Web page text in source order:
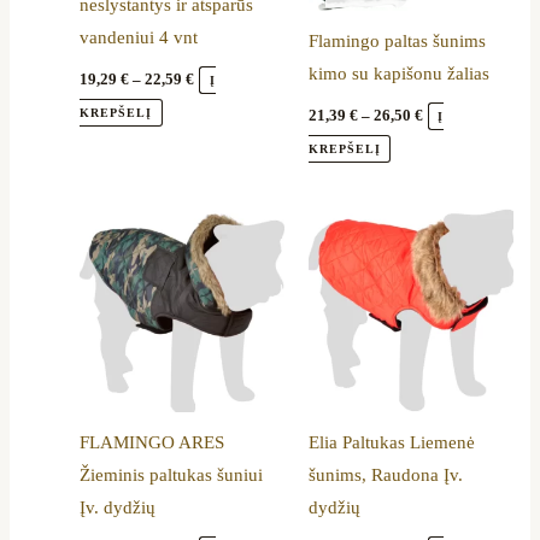
neslystantys ir atsparūs
vandeniui 4 vnt
19,29€ – 22,59€ Į
KREPŠELĮ
options
may
be
product
page
Flamingo paltas šunims
kimo su kapišonu žalias
21,39 € – 26,50 € Į
KREPŠELĮ
may
be
chosen
product
page
FLAMINGO ARES
Žieminis paltukas šuniui
Įv. dydžių
Price
range:
22,19 €
through
25,99 €
product
has
multiple
variants.
options
may
be
Elia Paltukas Liemenė
šunims, Raudona Įv.
dydžių
Price
range:
16,99 €
through
22,79 €
This
product
has
multiple
variants.
may
be